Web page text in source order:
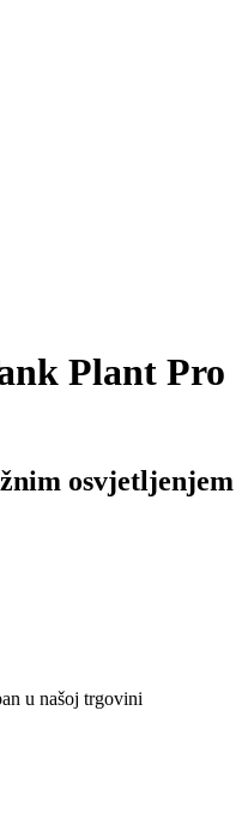
Plant Pro
osvjetljenjem
u našoj trgovini